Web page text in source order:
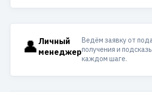
👤 Личный
менеджер
Ведём заявку от
получения и
каждом шаге.